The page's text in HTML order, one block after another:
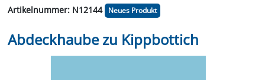
Artikelnummer: N12144 Neues Produkt
Abdeckhaube zu Kippbottich